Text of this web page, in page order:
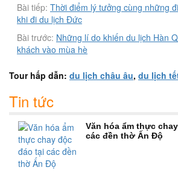
Bài tiếp: Thời điểm lý tưởng cùng những
khi đi du lịch Đức
Bài trước: Những lí do khiến du lịch Hàn
khách vào mùa hè
Tour hấp dẫn: du lịch châu âu, du lịch
Tin tức
Văn hóa ẩm thực
các đền thờ Ấn Độ